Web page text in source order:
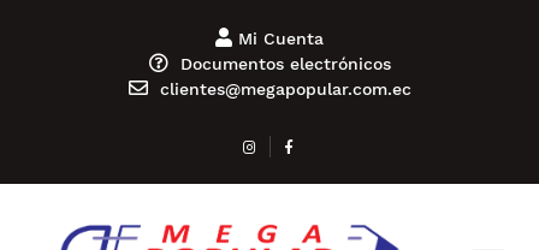
Mi Cuenta
Documentos electrónicos
clientes@megapopular.com.ec